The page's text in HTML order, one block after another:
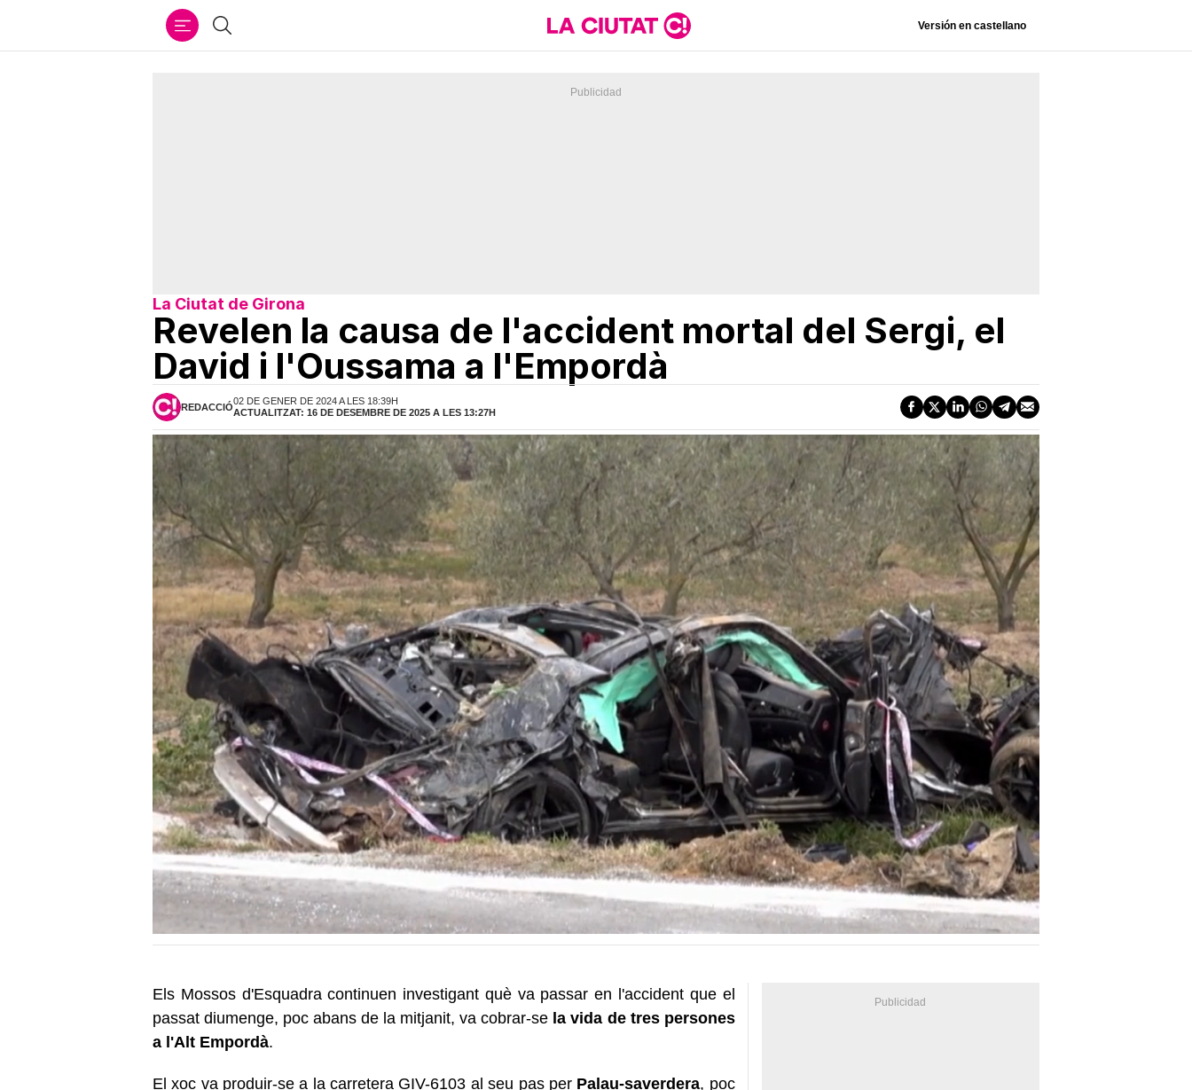
Cercar Versión en castellano
La Ciutat de Girona
Revelen la causa de l'accident mortal del Sergi, el
David i l'Oussama a l'Empordà
REDACCIÓ
02 DE GENER DE 2024 A LES 18:39H
ACTUALITZAT: 16 DE DESEMBRE DE 2025 A LES 13:27H
Els Mossos d'Esquadra continuen investigant què va passar en l'accident que el
passat diumenge, poc abans de la mitjanit, va cobrar-se la vida de tres persones
a l'Alt Empordà.
El xoc va produir-se a la carretera GIV-6103 al seu pas per Palau-saverdera, poc